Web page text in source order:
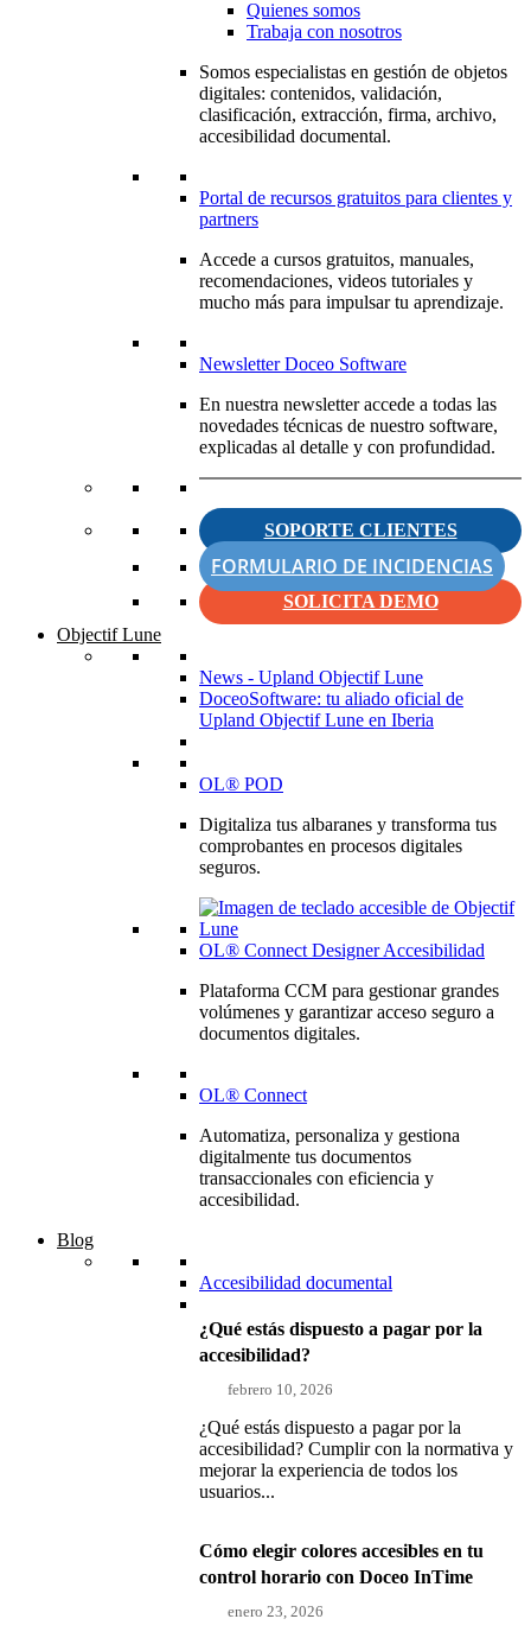
Quienes somos
Trabaja con nosotros
Somos especialistas en gestión de objetos
digitales: contenidos, validación,
clasificación, extracción, firma, archivo,
accesibilidad documental.
Portal de recursos gratuitos para clientes y
partners
Accede a cursos gratuitos, manuales,
recomendaciones, videos tutoriales y
mucho más para impulsar tu aprendizaje.
Newsletter Doceo Software
En nuestra newsletter accede a todas las
novedades técnicas de nuestro software,
explicadas al detalle y con profundidad.
SOPORTE CLIENTES
FORMULARIO DE INCIDENCIAS
SOLICITA DEMO
Objectif Lune
News - Upland Objectif Lune
DoceoSoftware: tu aliado oficial de
Upland Objectif Lune en Iberia
OL® POD
Digitaliza tus albaranes y transforma tus
comprobantes en procesos digitales
seguros.
OL® Connect Designer Accesibilidad
Plataforma CCM para gestionar grandes
volúmenes y garantizar acceso seguro a
documentos digitales.
OL® Connect
Automatiza, personaliza y gestiona
digitalmente tus documentos
transaccionales con eficiencia y
accesibilidad.
Blog
Accesibilidad documental
¿Qué estás dispuesto a pagar por la
accesibilidad?
febrero 10, 2026
¿Qué estás dispuesto a pagar por la
accesibilidad? Cumplir con la normativa y
mejorar la experiencia de todos los
usuarios...
Cómo elegir colores accesibles en tu
control horario con Doceo InTime
enero 23, 2026